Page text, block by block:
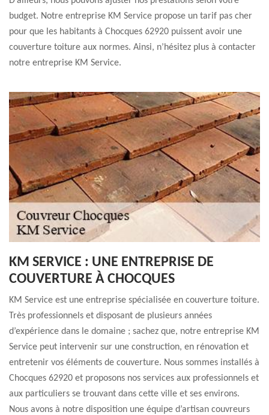
budget. Notre entreprise KM Service propose un tarif pas cher
pour que les habitants à Chocques 62920 puissent avoir une
couverture toiture aux normes. Ainsi, n’hésitez plus à contacter
notre entreprise KM Service.
KM SERVICE : UNE ENTREPRISE DE
COUVERTURE À CHOCQUES
KM Service est une entreprise spécialisée en couverture toiture.
Très professionnels et disposant de plusieurs années
d’expérience dans le domaine ; sachez que, notre entreprise KM
Service peut intervenir sur une construction, en rénovation et
entretenir vos éléments de couverture. Nous sommes installés à
Chocques 62920 et proposons nos services aux professionnels et
aux particuliers se trouvant dans cette ville et ses environs.
Nous avons à notre disposition une équipe d’artisan couvreurs